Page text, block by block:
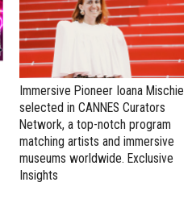
Immersive Pioneer Ioana Mischie
selected in CANNES Curators
Network, a top-notch program
matching artists and immersive
museums worldwide. Exclusive
Insights